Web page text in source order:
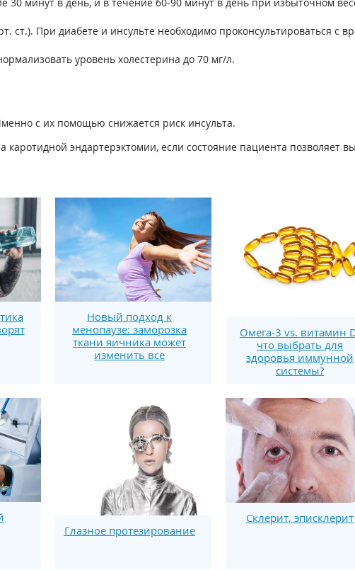
ст.). При диабете и инсульте необходимо проконсультироваться с
уровень холестерина до 70 мг/л.
с их помощью снижается риск инсульта.
эндартерэктомии, если состояние пациента позволяет
Новый подход к
менопаузе: заморозка
ткани яичника может
изменить все
Омега-3 vs. витамин
что выбрать для
здоровья иммунной
системы?
Глазное протезирование
Склерит, эписклерит